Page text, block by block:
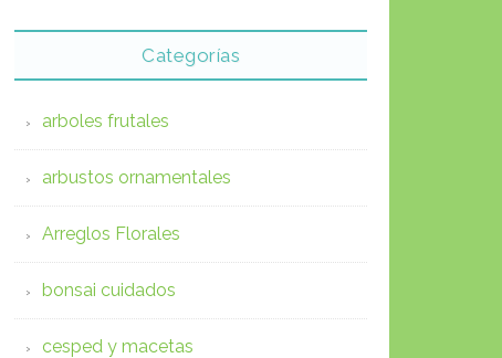
Categorías
arboles frutales
arbustos ornamentales
Arreglos Florales
bonsai cuidados
cesped y macetas